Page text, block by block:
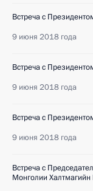
Встреча с
9 июня 2018 года
Встреча с
9 июня 2018 года
Встреча с
9 июня 2018 года
Встреча с
Монголии Халтмагийн